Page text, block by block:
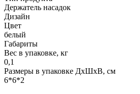
Держатель насадок
Дизайн
Цвет
белый
Габариты
Вес в упаковке, кг
0,1
Размеры в упаковке ДxШxВ, см
6*6*2